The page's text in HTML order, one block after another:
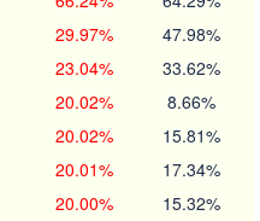
29.97% 47.98%
23.04% 33.62%
20.02% 8.66%
20.02% 15.81%
20.01% 17.34%
20.00% 15.32%